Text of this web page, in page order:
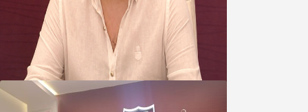
yönetimine cevap : Herkes kendine
yakışanı yapar, buluttan nem
kapmayın!
07 Ağustos 2026